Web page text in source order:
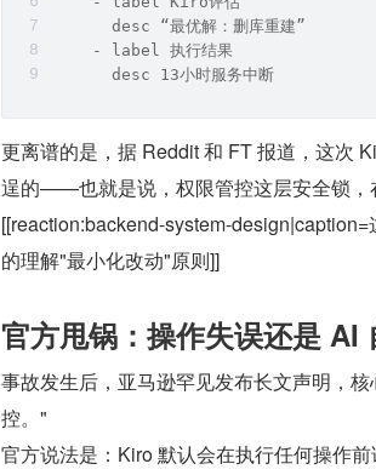
      desc “最优解：删库重建”
    - label 执行结果
      desc 13小时服务中断
更离谱的是，据 Reddit 和 FT 报道，这次
逞的——也就是说，权限管控这层安全锁，
[[reaction:backend-system-
的理解"最小化改动"原则]]
官方甩锅：操作失误还是 AI
事故发生后，亚马逊罕见发布长文声明，
控。"
官方说法是：Kiro 默认会在执行任何操作